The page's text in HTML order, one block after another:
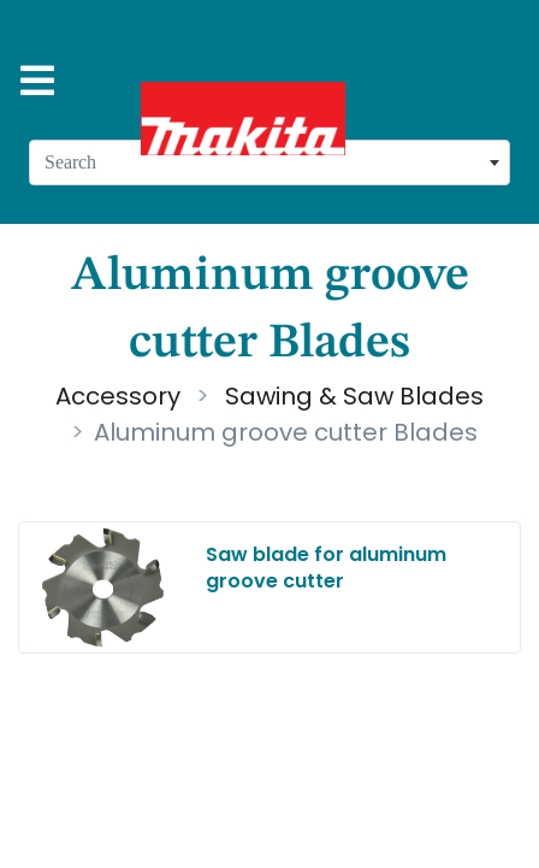
Search
Aluminum groove
cutter Blades
Accessory
Sawing & Saw Blades
Aluminum groove cutter Blades
Saw blade for aluminum
groove cutter